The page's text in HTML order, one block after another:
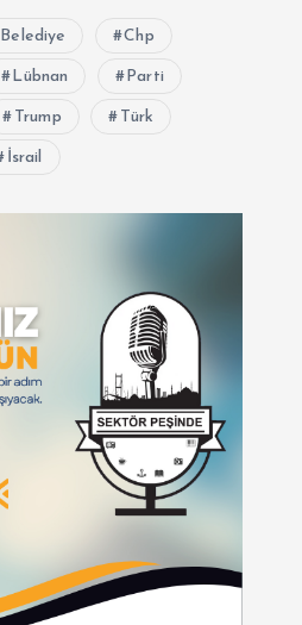
Belediye Chp
Lübnan Parti
Trump Türk
İsrail